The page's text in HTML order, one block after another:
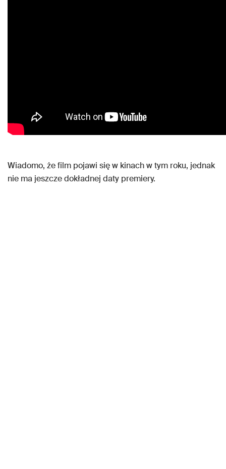
Wiadomo, że film pojawi się w kinach w tym roku, jednak
nie ma jeszcze dokładnej daty premiery.